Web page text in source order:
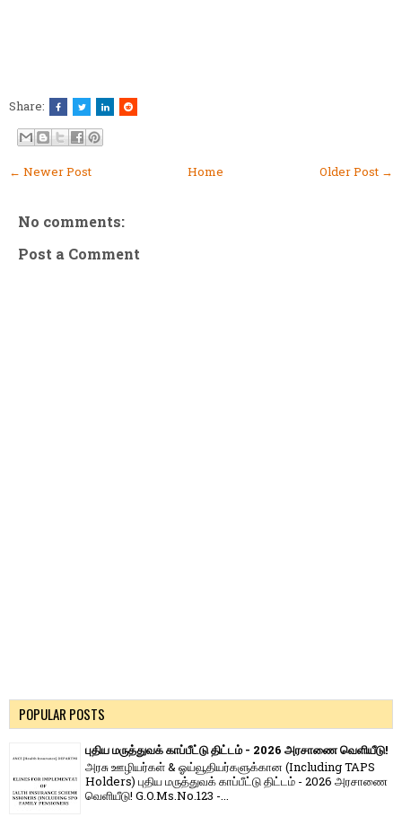
Share:
← Newer Post Older Post →
Home
No comments:
Post a Comment
POPULAR POSTS
புதிய மருத்துவக் காப்பீட்டு திட்டம் - 2026 அரசாணை வெளியீடு!
அரசு ஊழியர்கள் & ஓய்வூதியர்களுக்கான (Including TAPS
Holders) புதிய மருத்துவக் காப்பீட்டு திட்டம் - 2026 அரசாணை
வெளியீடு! G.O.Ms.No.123 -...